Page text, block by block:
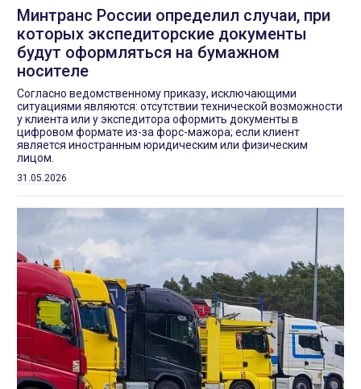
Минтранс России определил случаи, при
которых экспедиторские документы
будут оформляться на бумажном
носителе
Согласно ведомственному приказу, исключающими
ситуациями являются: отсутствии технической возможности
у клиента или у экспедитора оформить документы в
цифровом формате из-за форс-мажора; если клиент
является иностранным юридическим или физическим
лицом.
31.05.2026